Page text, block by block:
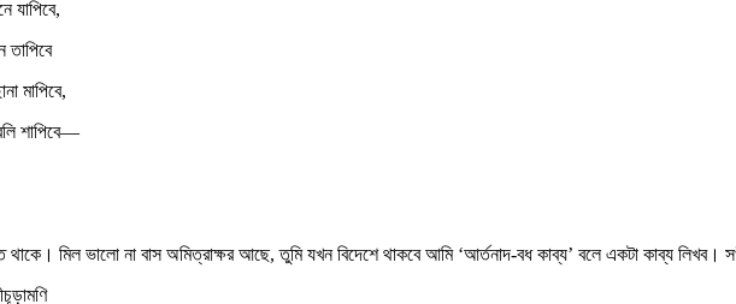
যাপিবে,
তাপিবে
মাপিবে,
শাপিবে—
মিল ভালো না বাস অমিত্রাক্ষর আছে, তুমি যখন বিদেশে থাকবে আমি ‘আর্তনাদ-বধ কাব্য’ বলে একটা কাব্য